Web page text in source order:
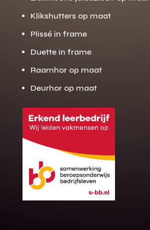
Gratis offerte
op maat?
Binnen 24 uur jouw gratis offerte
10 jaar garantie op de montage
Klikshutters op maat
Plissé in frame
Duette in frame
Raamhor op maat
Deurhor op maat